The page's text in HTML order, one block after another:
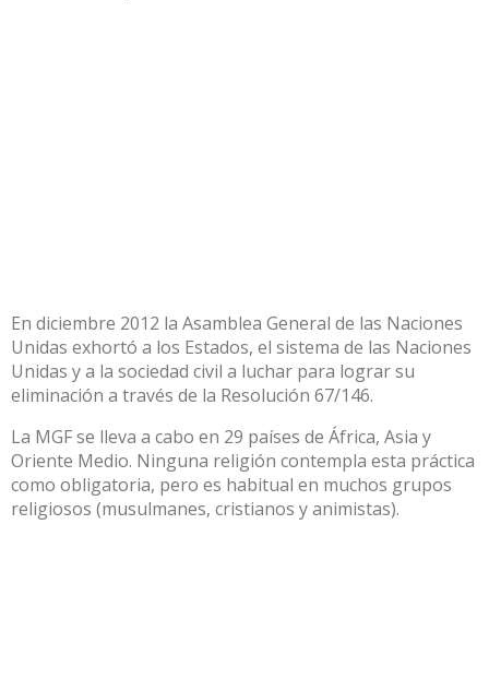
En diciembre 2012 la Asamblea General de las Naciones
Unidas exhortó a los Estados, el sistema de las Naciones
Unidas y a la sociedad civil a luchar para lograr su
eliminación a través de la Resolución 67/146.
La MGF se lleva a cabo en 29 países de África, Asia y
Oriente Medio. Ninguna religión contempla esta práctica
como obligatoria, pero es habitual en muchos grupos
religiosos (musulmanes, cristianos y animistas).